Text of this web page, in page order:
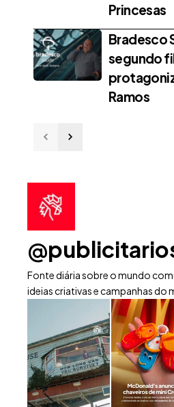
Princesas
Bradesco
segundo
Ramos
Fonte diária sobre o mundo
ideias criativas e campanhas do